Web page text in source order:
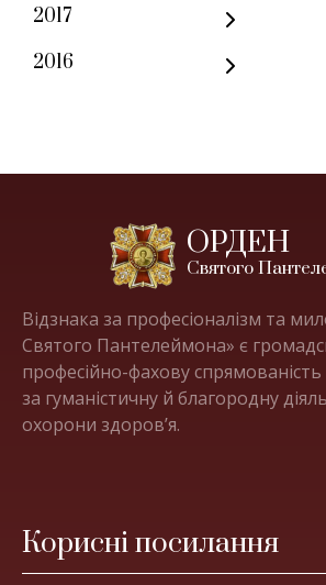
2017
2016
ОРДЕН
Святого
Відзнака за професіоналізм та
Святого Пантелеймона» є
професійно-фахову спрямованість
за гуманістичну й благородну
охорони здоров’я.
Корисні посилання